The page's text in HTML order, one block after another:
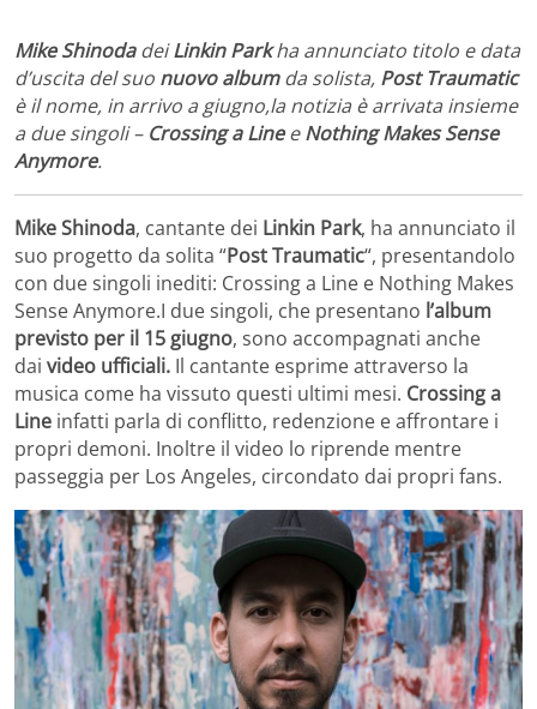
Mike ShinodadeiLinkin Parkha annunciato titolo e data
d’uscita del suo nuovo albumda solista, Post Traumatic
è il nome, in arrivo a giugno,la notizia è arrivata insieme
a due singoli – Crossing a LineeNothing Makes Sense
Anymore.
Mike Shinoda, cantante dei Linkin Park, ha annunciato il
suo progetto da solita “Post Traumatic“, presentandolo
con due singoli inediti: Crossing a Line e Nothing Makes
Sense Anymore.I due singoli, che presentano l’album
previsto per il 15 giugno, sono accompagnati anche
dai video ufficiali. Il cantante esprime attraverso la
musica come ha vissuto questi ultimi mesi. Crossing a
Line infatti parla di conflitto, redenzione e affrontare i
propri demoni. Inoltre il video lo riprende mentre
passeggia per Los Angeles, circondato dai propri fans.